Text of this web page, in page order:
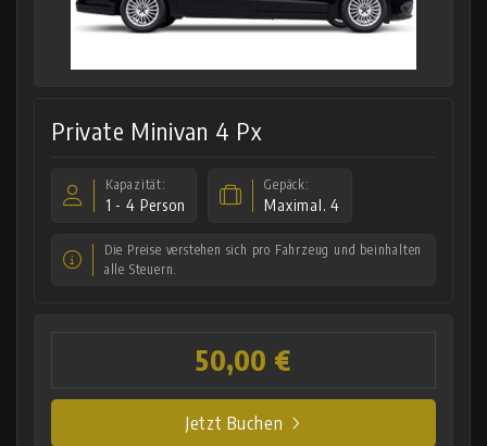
Private Minivan 4 Px
Kapazität:
1 - 4 Person
Gepäck:
Maximal. 4
Die Preise verstehen sich pro Fahrzeug und beinhalten
alle Steuern.
50,00 €
Jetzt Buchen